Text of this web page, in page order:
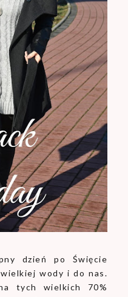
dzień po Święcie
wody i do nas.
tych wielkich 70%